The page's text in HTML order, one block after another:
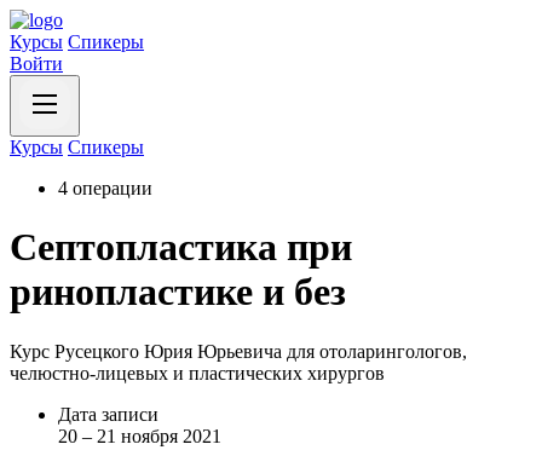
Курсы Спикеры
Войти
Курсы Спикеры
4 операции
Септопластика при
ринопластике и без
Курс Русецкого Юрия Юрьевича для отоларингологов,
челюстно-лицевых и пластических хирургов
Дата записи
20 – 21 ноября 2021